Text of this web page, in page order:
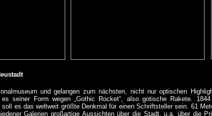
und gelangen zum nächsten, nicht nur optischen
es seiner Form wegen „Gothic Rocket“, also gotische Rakete.
soll es das weltweit größte Denkmal für einen Schriftsteller sein. 61
Galerien großartige Aussichten über die Stadt, u.a. über die